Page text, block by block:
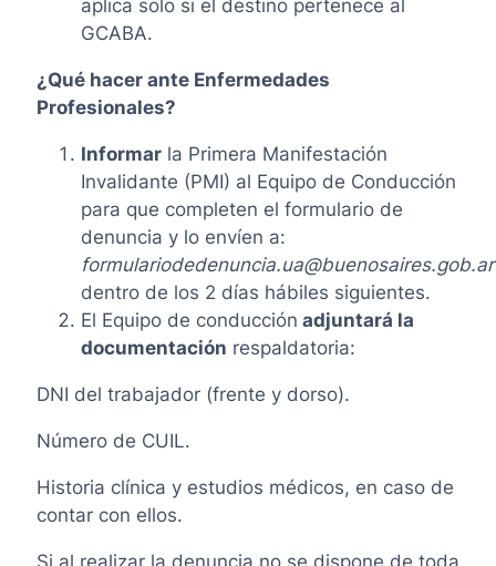
aplica solo si el destino pertenece al
GCABA.
¿Qué hacer ante Enfermedades
Profesionales?
Informarla Primera Manifestación
Invalidante (PMI) al Equipo de Conducción
para que completen el formulario de
denuncia y lo envíen a:
formulariodedenuncia.ua@buenosaires.gob.ar
dentro de los 2 días hábiles siguientes.
El Equipo de conducción adjuntará la
documentación respaldatoria:
DNI del trabajador (frente y dorso).
Número de CUIL.
Historia clínica y estudios médicos, en caso de
contar con ellos.